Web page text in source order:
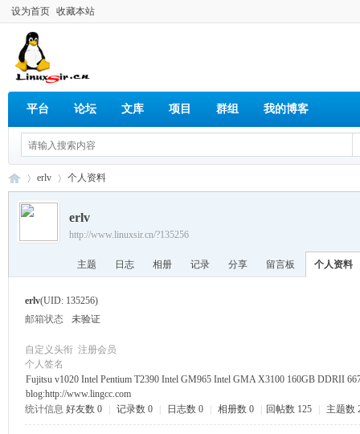
设为首页 收藏本站
平台 论坛 文库 项目 群组 我的博客
erlv 个人资料
erlv
http://www.linuxsir.cn/?135256
主题 日志 相册 记录 分享 留言板 个人资料
erlv(UID: 135256)
邮箱状态
未验证
自定义头衔 注册会员
个人签名
Fujitsu v1020 Intel Pentium T2390 Intel GM965 Intel GMA X3100 160GB DDRII
blog:http://www.lingcc.com
统计信息 好友数 0 记录数 0 日志数 0 相册数 0 回帖数 125 主题数